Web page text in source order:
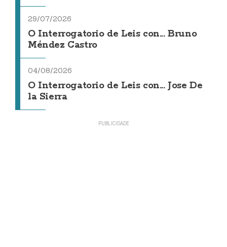
29/07/2026
O Interrogatorio de Leis con... Bruno
Méndez Castro
04/08/2026
O Interrogatorio de Leis con... Jose De
la Sierra